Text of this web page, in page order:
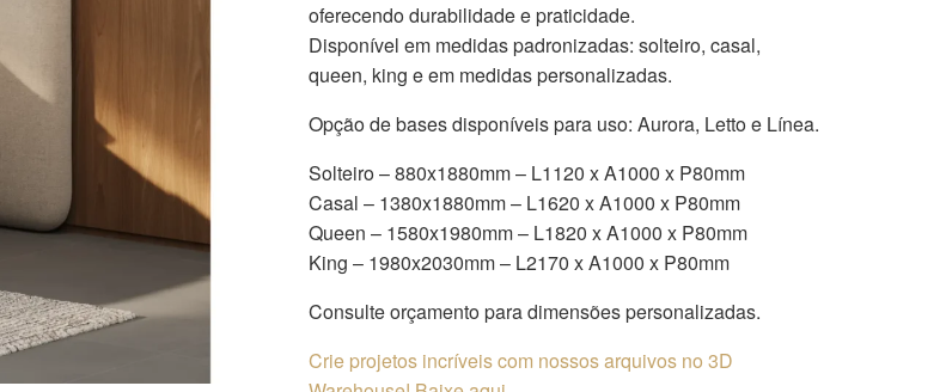
oferecendo durabilidade e praticidade.
Disponível em medidas padronizadas: solteiro, casal,
queen, king e em medidas personalizadas.
Opção de bases disponíveis para uso: Aurora, Letto e Línea.
Solteiro – 880x1880mm – L1120 x A1000 x P80mm
Casal – 1380x1880mm – L1620 x A1000 x P80mm
Queen – 1580x1980mm – L1820 x A1000 x P80mm
King – 1980x2030mm – L2170 x A1000 x P80mm
Consulte orçamento para dimensões personalizadas.
Crie projetos incríveis com nossos arquivos no 3D